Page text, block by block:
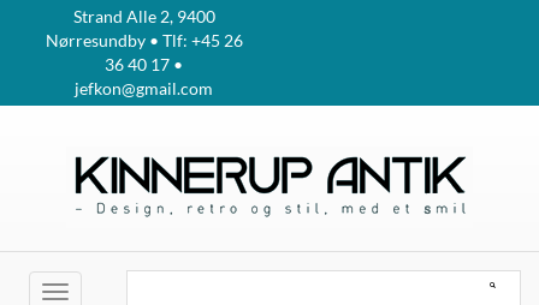
Strand Alle 2, 9400
Nørresundby • Tlf: +45 26
36 40 17 •
jefkon@gmail.com
Toggle